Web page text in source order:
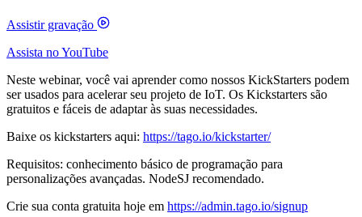
Assistir gravação
Assista no YouTube
Neste webinar, você vai aprender como nossos KickStarters podem
ser usados para acelerar seu projeto de IoT. Os Kickstarters são
gratuitos e fáceis de adaptar às suas necessidades.
Baixe os kickstarters aqui: https://tago.io/kickstarter/
Requisitos: conhecimento básico de programação para
personalizações avançadas. NodeSJ recomendado.
Crie sua conta gratuita hoje em https://admin.tago.io/signup